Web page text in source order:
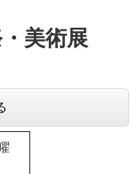
美術展